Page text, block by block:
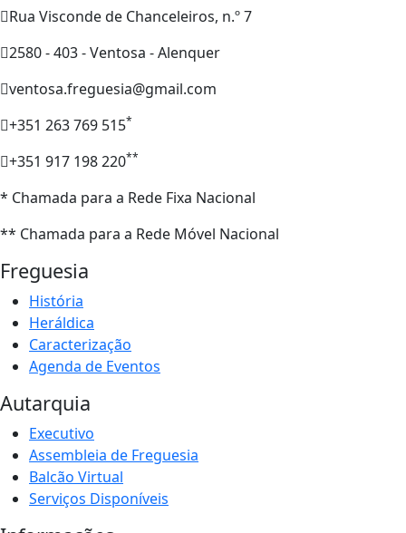
Rua Visconde de Chanceleiros, n.º 7
2580 - 403 - Ventosa - Alenquer
ventosa.freguesia@gmail.com
+351 263 769 515*
+351 917 198 220**
* Chamada para a Rede Fixa Nacional
** Chamada para a Rede Móvel Nacional
Freguesia
História
Heráldica
Caracterização
Agenda de Eventos
Autarquia
Executivo
Assembleia de Freguesia
Balcão Virtual
Serviços Disponíveis